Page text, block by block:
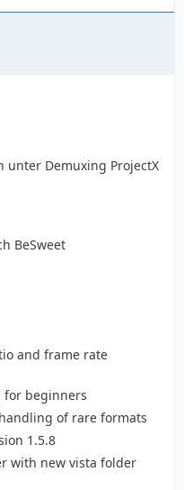
unter Demuxing ProjectX
BeSweet
and frame rate
for beginners
of rare formats
1.5.8
with new vista folder